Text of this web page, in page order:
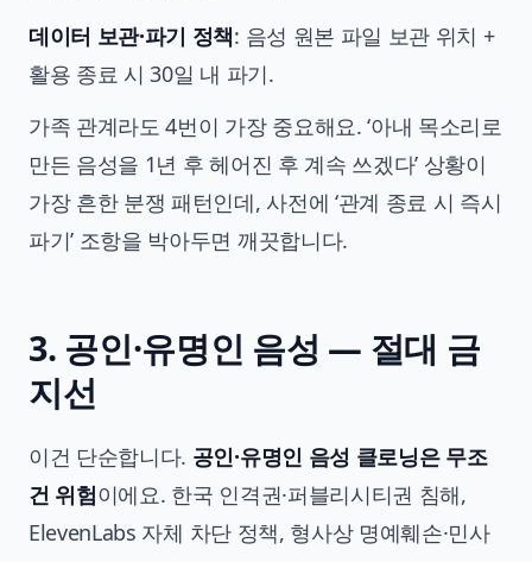
데이터 보관·파기 정책: 음성 원본 파일 보관 위치 +
활용 종료 시 30일 내 파기.
가족 관계라도 4번이 가장 중요해요. ‘아내 목소리로
만든 음성을 1년 후 헤어진 후 계속 쓰겠다’ 상황이
가장 흔한 분쟁 패턴인데, 사전에 ‘관계 종료 시 즉시
파기’ 조항을 박아두면 깨끗합니다.
3. 공인·유명인 음성 — 절대 금
지선
이건 단순합니다. 공인·유명인 음성 클로닝은 무조
건 위험이에요. 한국 인격권·퍼블리시티권 침해,
ElevenLabs 자체 차단 정책, 형사상 명예훼손·민사